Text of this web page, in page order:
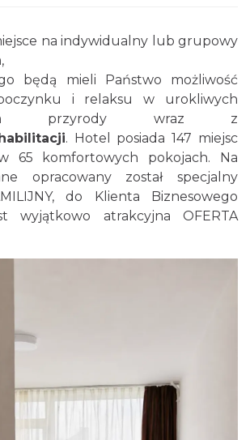
na indywidualny lub grupowy
będą mieli Państwo możliwość
i relaksu w urokliwych
przyrody wraz z
. Hotel posiada 147 miejsc
65 komfortowych pokojach. Na
opracowany został specjalny
do Klienta Biznesowego
wyjątkowo atrakcyjna OFERTA